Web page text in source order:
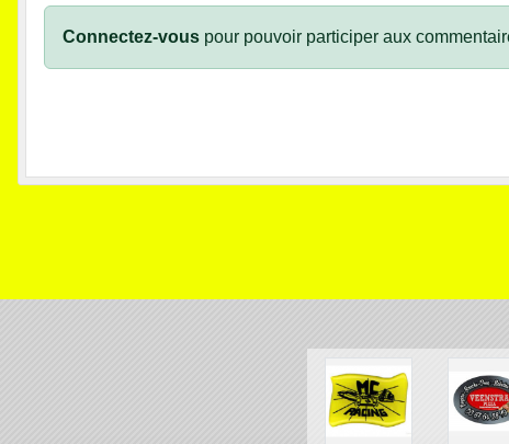
Connectez-vous pour pouvoir participer aux